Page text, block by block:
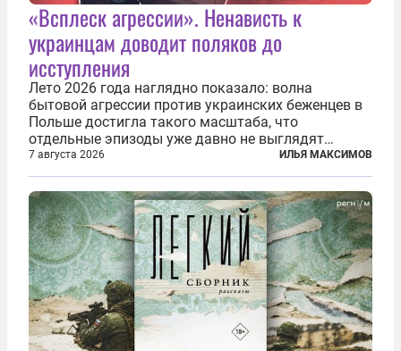
«Всплеск агрессии». Ненависть к
украинцам доводит поляков до
исступления
Лето 2026 года наглядно показало: волна
бытовой агрессии против украинских беженцев в
Польше достигла такого масштаба, что
отдельные эпизоды уже давно не выглядят
случайными. Поляки, судя по происходящему,
буквально теряют рассудок от ненависти к
украинским беженцам, и каждый новый случай
по-своему...
7 августа 2026 ИЛЬЯ МАКСИМОВ